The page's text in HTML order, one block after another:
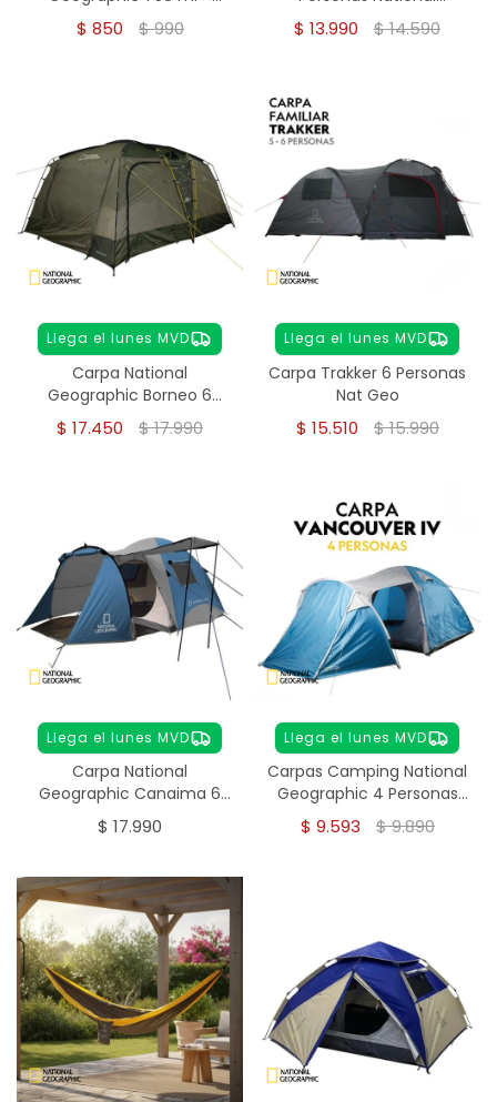
Acero Inoxidable
$ 850 $990
Geographic
$ 13.990 $14.590
Llega el lunes MVD
Carpa National
Geographic Borneo 6
Personas
$ 17.450 $17.990
Llega el lunes MVD
Carpa Trakker 6 Personas
Nat Geo
$ 15.510 $15.990
Llega el lunes MVD
Carpa National
Geographic Canaima 6
Personas
$ 17.990
Llega el lunes MVD
Carpas Camping National
Geographic 4 Personas
Vancouver
$ 9.593 $9.890